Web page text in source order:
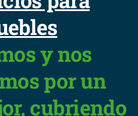
y nos
por un
cubriendo